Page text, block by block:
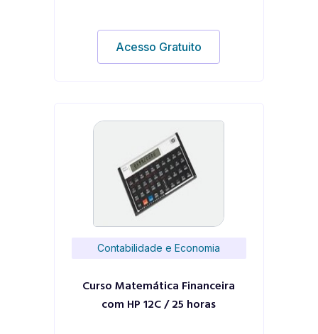
Acesso Gratuito
Contabilidade e Economia
Curso Matemática Financeira
com HP 12C / 25 horas